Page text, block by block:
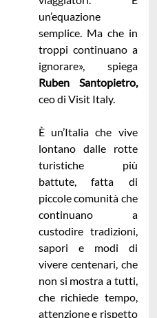
un’equazione
semplice. Ma che in
troppi continuano a
ignorare», spiega
Ruben Santopietro,
ceo di Visit Italy.
È un’Italia che vive
lontano dalle rotte
turistiche più
battute, fatta di
piccole comunità che
continuano a
custodire tradizioni,
sapori e modi di
vivere centenari, che
non si mostra a tutti,
che richiede tempo,
attenzione e rispetto